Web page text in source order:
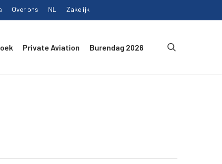
Over ons NL Zakelijk
Private Aviation Burendag 2026